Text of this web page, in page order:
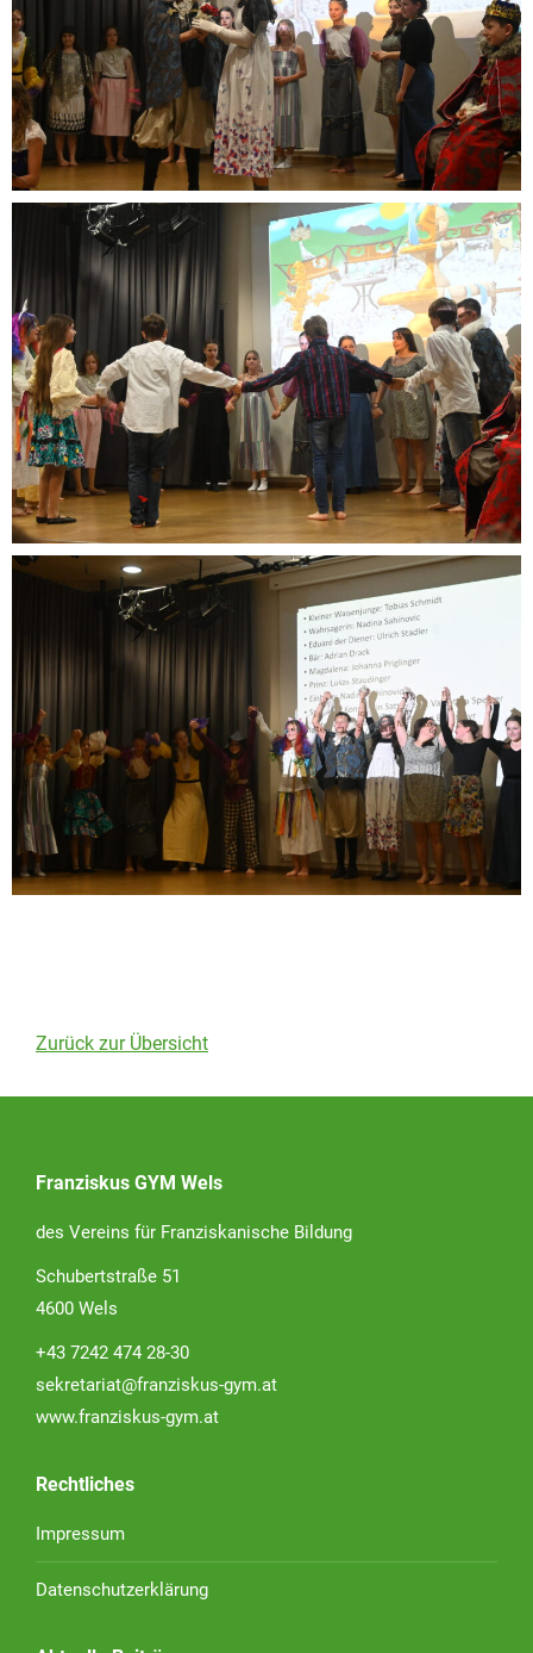
Zurück zur Übersicht
Franziskus GYM Wels
des Vereins für Franziskanische Bildung
Schubertstraße 51
4600 Wels
+43 7242 474 28-30
sekretariat@franziskus-gym.at
www.franziskus-gym.at
Rechtliches
Impressum
Datenschutzerklärung